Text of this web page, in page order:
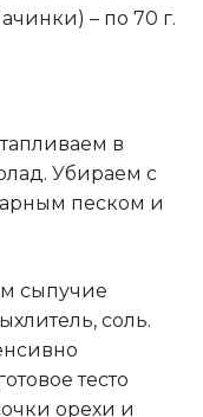
– по 70 г.
в
Убираем с
песком и
сыпучие
соль.
тесто
орехи и